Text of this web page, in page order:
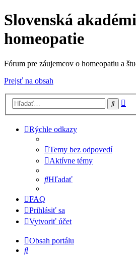
Slovenská
homeopatie
Fórum pre záujemcov o homeopatiu a
Prejsť na obsah
Hľadať
Rýchle odkazy
Temy bez odpovedí
Aktívne témy
Hľadať
FAQ
Prihlásiť sa
Vytvoriť účet
Obsah portálu
Hľadať